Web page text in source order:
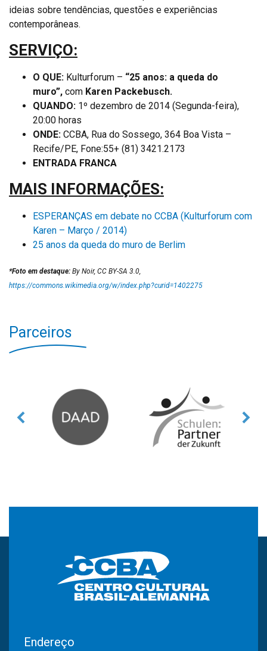
ideias sobre tendências, questões e experiências
contemporâneas.
SERVIÇO:
O QUE: Kulturforum – “25 anos: a queda do
muro”, com Karen Packebusch.
QUANDO: 1º dezembro de 2014 (Segunda-feira),
20:00 horas
ONDE: CCBA, Rua do Sossego, 364 Boa Vista –
Recife/PE, Fone:55+ (81) 3421.2173
ENTRADA FRANCA
MAIS INFORMAÇÕES:
ESPERANÇAS em debate no CCBA (Kulturforum com
Karen – Março / 2014)
25 anos da queda do muro de Berlim
*Foto em destaque: By Noir, CC BY-SA 3.0,
https://commons.wikimedia.org/w/index.php?curid=1402275
Parceiros
Endereço